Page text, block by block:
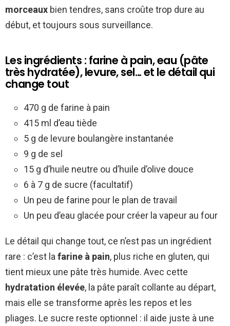
morceaux bien tendres, sans croûte trop dure au
début, et toujours sous surveillance.
Les ingrédients : farine à pain, eau (pâte
très hydratée), levure, sel… et le détail qui
change tout
470 g de farine à pain
415 ml d’eau tiède
5 g de levure boulangère instantanée
9 g de sel
15 g d’huile neutre ou d’huile d’olive douce
6 à 7 g de sucre (facultatif)
Un peu de farine pour le plan de travail
Un peu d’eau glacée pour créer la vapeur au four
Le détail qui change tout, ce n’est pas un ingrédient
rare : c’est la farine à pain, plus riche en gluten, qui
tient mieux une pâte très humide. Avec cette
hydratation élevée, la pâte paraît collante au départ,
mais elle se transforme après les repos et les
pliages. Le sucre reste optionnel : il aide juste à une